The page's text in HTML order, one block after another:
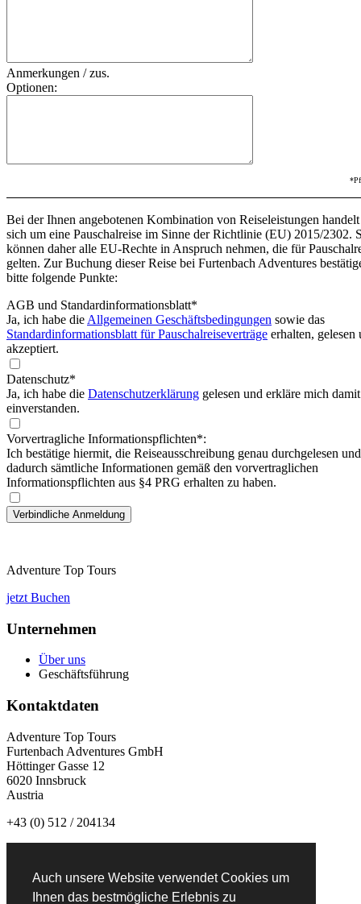
Auch unsere Website verwendet Cookies um
Ihnen das bestmögliche Erlebnis zu
Anmerkungen / zus.
Optionen:
Bei der Ihnen angebotenen Kombination von Reiseleistungen handelt
sich um eine Pauschalreise im Sinne der Richtlinie (EU) 2015/2302.
können daher alle EU-Rechte in Anspruch nehmen, die für
gelten. Zur Buchung dieser Reise bei Furtenbach Adventures
bitte folgende Punkte:
AGB und Standardinformationsblatt*
Ja, ich habe die Allgemeinen Geschäftsbedingungen sowie das
Standardinformationsblatt für Pauschalreiseverträge erhalten, gelesen
akzeptiert.
Datenschutz*
Ja, ich habe die Datenschutzerklärung gelesen und erkläre mich damit
einverstanden.
Vorvertragliche Informationspflichten*:
Ich bestätige hiermit, die Reiseausschreibung genau durchgelesen und
dadurch sämtliche Informationen gemäß den vorvertraglichen
Informationspflichten aus §4 PRG erhalten zu haben.
Adventure Top Tours
jetzt Buchen
Unternehmen
Über uns
Geschäftsführung
Kontaktdaten
Adventure Top Tours
Furtenbach Adventures GmbH
Höttinger Gasse 12
6020 Innsbruck
Austria
+43 (0) 512 / 204134
Newsletteranmeldung: